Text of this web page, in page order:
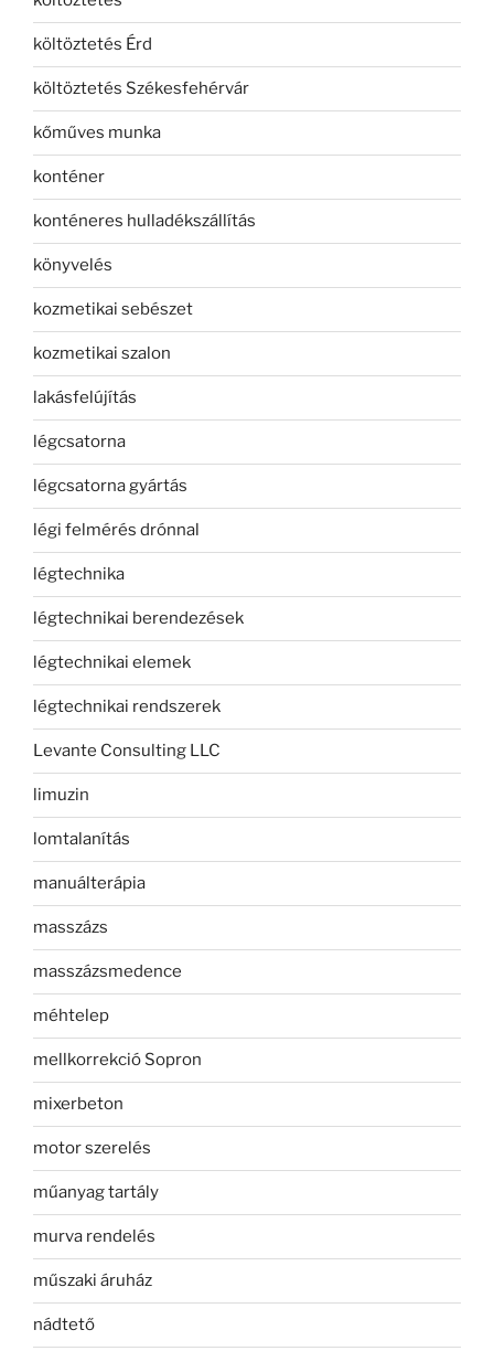
költöztetés Érd
költöztetés Székesfehérvár
kőműves munka
konténer
konténeres hulladékszállítás
könyvelés
kozmetikai sebészet
kozmetikai szalon
lakásfelújítás
légcsatorna
légcsatorna gyártás
légi felmérés drónnal
légtechnika
légtechnikai berendezések
légtechnikai elemek
légtechnikai rendszerek
Levante Consulting LLC
limuzin
lomtalanítás
manuálterápia
masszázs
masszázsmedence
méhtelep
mellkorrekció Sopron
mixerbeton
motor szerelés
műanyag tartály
murva rendelés
műszaki áruház
nádtető